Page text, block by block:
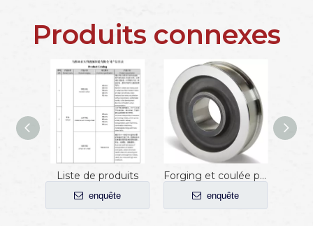
Produits connexes
Liste de produits
enquête
Forging et coulée personnalisés Fabrication d'usine de roues de grue de portique
enquête